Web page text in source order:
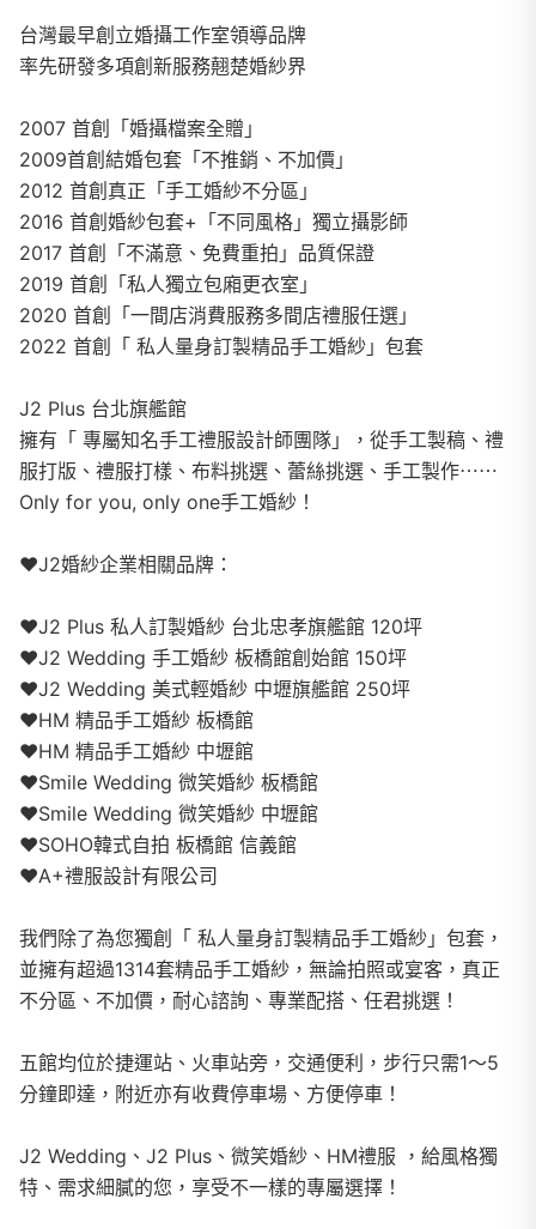
台灣最早創立婚攝工作室領導品牌
率先研發多項創新服務翹楚婚紗界
2007 首創「婚攝檔案全贈」
2009首創結婚包套「不推銷、不加價」
2012 首創真正「手工婚紗不分區」
2016 首創婚紗包套+「不同風格」獨立攝影師
2017 首創「不滿意、免費重拍」品質保證
2019 首創「私人獨立包廂更衣室」
2020 首創「一間店消費服務多間店禮服任選」
2022 首創「 私人量身訂製精品手工婚紗」包套
J2 Plus 台北旗艦館
擁有「 專屬知名手工禮服設計師團隊」，從手工製稿、禮
服打版、禮服打樣、布料挑選、蕾絲挑選、手工製作⋯⋯
Only for you, only one手工婚紗！
❤️J2婚紗企業相關品牌：
❤️J2 Plus 私人訂製婚紗 台北忠孝旗艦館 120坪
❤️J2 Wedding 手工婚紗 板橋館創始館 150坪
❤️J2 Wedding 美式輕婚紗 中壢旗艦館 250坪
❤️HM 精品手工婚紗 板橋館
❤️HM 精品手工婚紗 中壢館
❤️Smile Wedding 微笑婚紗 板橋館
❤️Smile Wedding 微笑婚紗 中壢館
❤️SOHO韓式自拍 板橋館 信義館
❤️A+禮服設計有限公司
我們除了為您獨創「 私人量身訂製精品手工婚紗」包套，
並擁有超過1314套精品手工婚紗，無論拍照或宴客，真正
不分區、不加價，耐心諮詢、專業配搭、任君挑選！
五館均位於捷運站、火車站旁，交通便利，步行只需1～5
分鐘即達，附近亦有收費停車場、方便停車！
J2 Wedding、J2 Plus、微笑婚紗、HM禮服 ，給風格獨
特、需求細膩的您，享受不一樣的專屬選擇！